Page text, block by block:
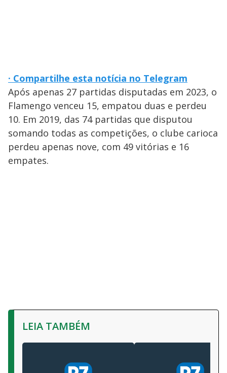
· Compartilhe esta notícia no Telegram
Após apenas 27 partidas disputadas em 2023, o
Flamengo venceu 15, empatou duas e perdeu
10. Em 2019, das 74 partidas que disputou
somando todas as competições, o clube carioca
perdeu apenas nove, com 49 vitórias e 16
empates.
LEIA TAMBÉM